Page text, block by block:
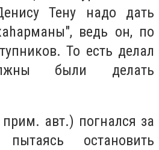
Тену надо дать
ведь он, по
То есть делал
были делать
авт.) погнался за
пытаясь остановить